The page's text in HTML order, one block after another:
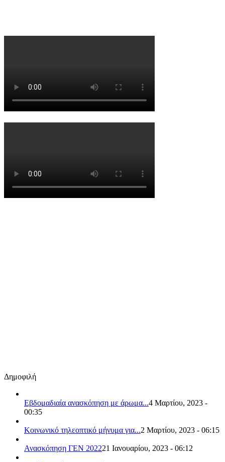
Δημοφιλή
Εβδομαδιαία ανασκόπηση με άρωμα...4 Μαρτίου, 2023 -
00:35
Κοινωνικό τηλεοπτικό μήνυμα για...2 Μαρτίου, 2023 - 06:15
Ανασκόπηση ΓΕΝ 202221 Ιανουαρίου, 2023 - 06:12